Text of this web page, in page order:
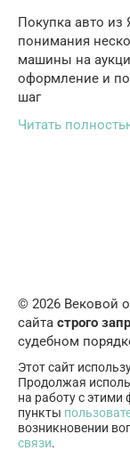
Покупка авто из
понимания
машины на
оформление и
шаг
Читать
© 2026 Вековой
сайта строго
судебном
Этот сайт
Продолжая
на работу с этими
пункты
возникновении
связи.